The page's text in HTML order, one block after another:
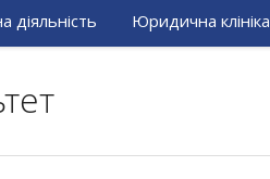
діяльність Юридична клініка